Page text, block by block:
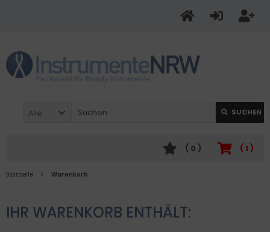
Alle SUCHEN
( 1 )
( 0 )
Startseite Warenkorb
IHR WARENKORB ENTHÄLT: